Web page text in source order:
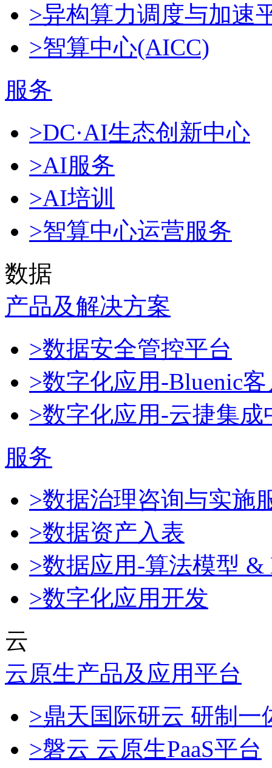
>异构算力调度与加速
>智算中心(AICC)
服务
>DC·AI生态创新中心
>AI服务
>AI培训
>智算中心运营服务
数据
产品及解决方案
>数据安全管控平台
>数字化应用-Bluenic
>数字化应用-云捷集成
服务
>数据治理咨询与实施
>数据资产入表
>数据应用-算法模型 &
>数字化应用开发
云
云原生产品及应用平台
>鼎天国际研云 研制
>磐云 云原生PaaS平台